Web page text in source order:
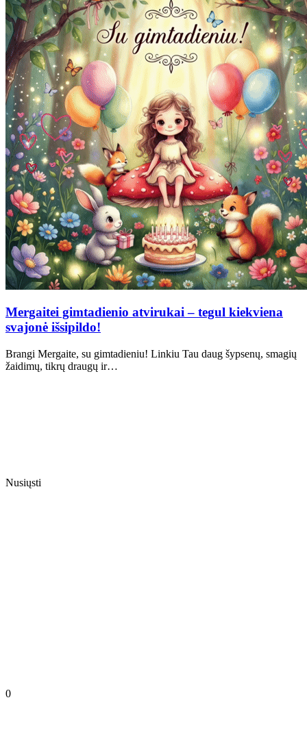
Mergaitei gimtadienio atvirukai – tegul kiekviena
svajonė išsipildo!
Brangi Mergaite, su gimtadieniu! Linkiu Tau daug šypsenų, smagių
žaidimų, tikrų draugų ir…
Nusiųsti
0